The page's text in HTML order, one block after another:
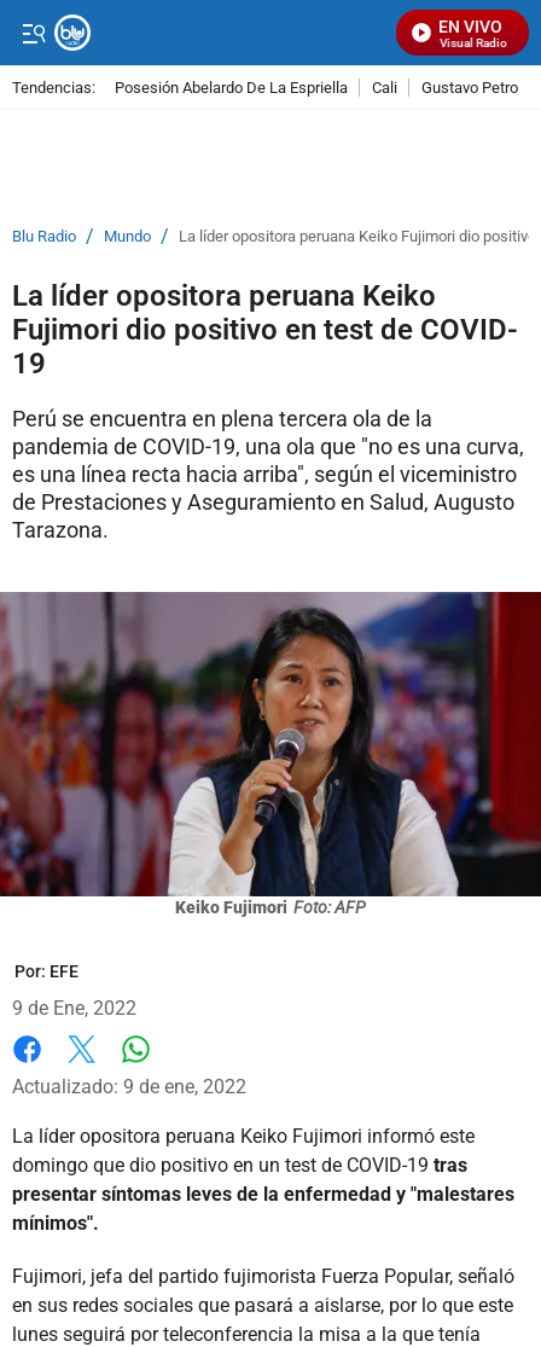
EN VIVO
Señal Visual Radio
Tendencias: Posesión Abelardo De La Espriella Cali Gustavo Petro
Blu Radio / Mundo / La líder opositora peruana Keiko Fujimori dio positivo
La líder opositora peruana Keiko
Fujimori dio positivo en test de COVID-
19
Perú se encuentra en plena tercera ola de la
pandemia de COVID-19, una ola que "no es una curva,
es una línea recta hacia arriba", según el viceministro
de Prestaciones y Aseguramiento en Salud, Augusto
Tarazona.
Keiko Fujimori Foto: AFP
Por: EFE
9 de Ene, 2022
Facebook
X
Actualizado: 9 de ene, 2022
La líder opositora peruana Keiko Fujimori informó este
domingo que dio positivo en un test de COVID-19 tras
presentar síntomas leves de la enfermedad y "malestares
mínimos".
Fujimori, jefa del partido fujimorista Fuerza Popular, señaló
en sus redes sociales que pasará a aislarse, por lo que este
lunes seguirá por teleconferencia la misa a la que tenía